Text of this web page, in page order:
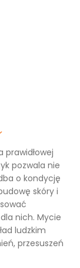
pozwala nie
o kondycję
skóry i
nich. Mycie
ludzkim
przesuszeń